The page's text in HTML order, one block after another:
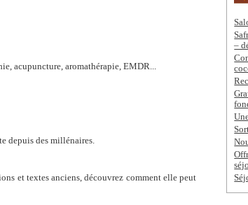
acupuncture, aromathérapie, EMDR...
depuis des millénaires.
et textes anciens, découvrez comment elle peut
–